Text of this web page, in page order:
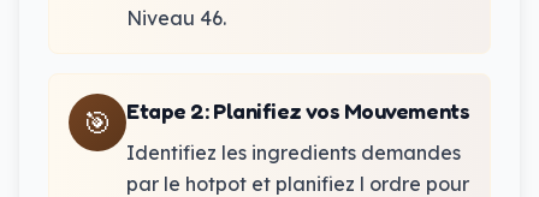
Niveau 46.
🎯 Etape 2:Planifiez vos Mouvements
Identifiez les ingredients demandes
par le hotpot et planifiez l ordre pour